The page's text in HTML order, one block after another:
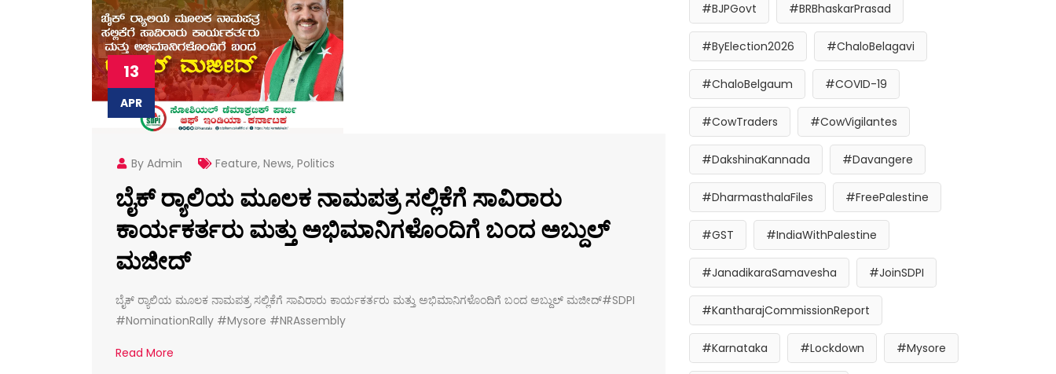
13
APR
By Admin Feature, News, Politics
ಬೈಕ್ ರ‌್ಯಾಲಿಯ ಮೂಲಕ ನಾಮಪತ್ರ ಸಲ್ಲಿಕೆಗೆ ಸಾವಿರಾರು
ಕಾರ್ಯಕರ್ತರು ಮತ್ತು ಅಭಿಮಾನಿಗಳೊಂದಿಗೆ ಬಂದ ಅಬ್ದುಲ್
ಮಜೀದ್
ಬೈಕ್ ರ‌್ಯಾಲಿಯ ಮೂಲಕ ನಾಮಪತ್ರ ಸಲ್ಲಿಕೆಗೆ ಸಾವಿರಾರು ಕಾರ್ಯಕರ್ತರು ಮತ್ತು ಅಭಿಮಾನಿಗಳೊಂದಿಗೆ ಬಂದ ಅಬ್ದುಲ್ ಮಜೀದ್#SDPI
#NominationRally #Mysore #NRAssembly
Read More
#BJPGovt #BRBhaskarPrasad
#ByElection2026 #ChaloBelagavi
#ChaloBelgaum #COVID-19
#CowTraders #CowVigilantes
#DakshinaKannada #Davangere
#DharmasthalaFiles #FreePalestine
#GST #IndiaWithPalestine
#JanadikaraSamavesha #JoinSDPI
#KantharajCommissionReport
#Karnataka #Lockdown #Mysore